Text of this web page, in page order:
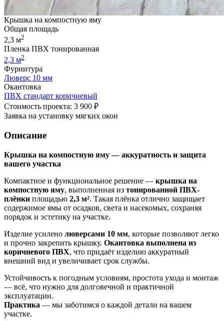
Крышка на компостную яму
Общая площадь
2,3 м2
Пленка ПВХ тонированная
2,3 м2
Фурнитура
Люверс 10 мм
Окантовка
ПВХ стандарт коричневый
Стоимость проекта: 3 900 ₽
Заявка на установку мягких окон
Описание
Крышка на компостную яму — аккуратность и защита
вашего участка
Компактное и функциональное решение — крышка на
компостную яму, выполненная из тонированной ПВХ-
плёнки площадью 2,3 м². Такая плёнка отлично защищает
содержимое ямы от осадков, света и насекомых, сохраняя
порядок и эстетику на участке.
Изделие усилено люверсами 10 мм, которые позволяют легко
и прочно закрепить крышку. Окантовка выполнена из
коричневого ПВХ, что придаёт изделию аккуратный
внешний вид и увеличивает срок службы.
Устойчивость к погодным условиям, простота ухода и монтаж
— всё, что нужно для долговечной и практичной
эксплуатации.
Практика — мы заботимся о каждой детали на вашем
участке.